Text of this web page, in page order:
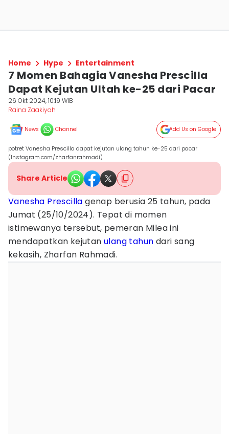
Home Hype Entertainment
7 Momen Bahagia Vanesha Prescilla
Dapat Kejutan Ultah ke-25 dari Pacar
26 Okt 2024, 10:19 WIB
Raina Zaakiyah
News Channel Add Us on Google
potret Vanesha Prescilla dapat kejutan ulang tahun ke-25 dari pacar
(Instagram.com/zharfanrahmadi)
Share Article
Vanesha Prescilla genap berusia 25 tahun, pada
Jumat (25/10/2024). Tepat di momen
istimewanya tersebut, pemeran Milea ini
mendapatkan kejutan ulang tahun dari sang
kekasih, Zharfan Rahmadi.